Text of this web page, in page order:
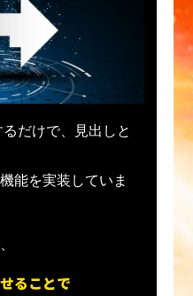
だけで、見出しと
能を実装していま
ることで